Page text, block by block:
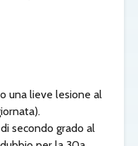
una lieve lesione al
secondo grado al